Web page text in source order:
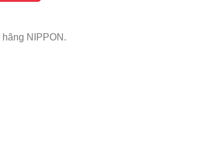
NIPPON.